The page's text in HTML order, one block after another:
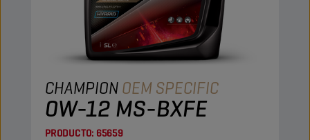
CHAMPIONOEM SPECIFIC
0W-12 MS-BXFE
PRODUCTO: 65659